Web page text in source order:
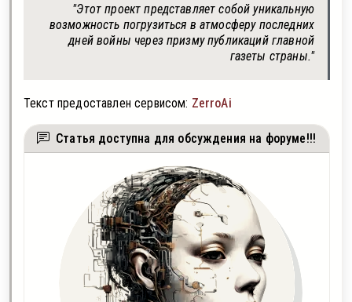
"Этот проект представляет собой уникальную
возможность погрузиться в атмосферу последних
дней войны через призму публикаций главной
газеты страны."
Текст предоставлен сервисом: ZerroAi
Статья доступна для обсуждения на форуме!!!